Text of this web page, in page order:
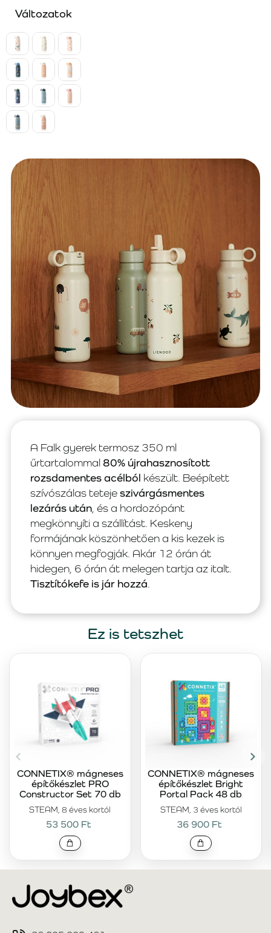
Változatok
A Falk gyerek termosz 350 ml
űrtartalommal80% újrahasznosított
rozsdamentes acélból készült. Beépített
szívószálas tetejeszivárgásmentes
lezárás után , és a hordozópánt
megkönnyíti a szállítást. Keskeny
formájának köszönhetően a kis kezek is
könnyen megfogják. Akár 12 órán át
hidegen, 6 órán át melegen tartja az italt.
Tisztítókefe is jár hozzá.
Ez is tetszhet
STEAM, 8 éves kortól
CONNETIX® mágneses
építőkészlet PRO
Constructor Set 70 db
53 500 Ft
STEAM, 3 éves kortól
CONNETIX® mágneses
építőkészlet Bright
Portal Pack 48 db
36 900 Ft